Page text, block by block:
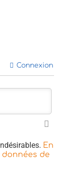
Connexion
En
de